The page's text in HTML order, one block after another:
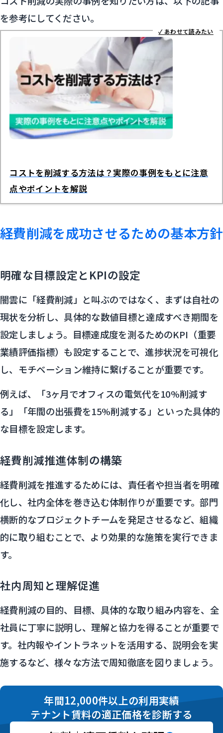
を参考にしてください。
コストを削減する方法は？実際の事例をもとに注意
点やポイントを解説
経費削減を成功させるための基本方針
明確な目標設定とKPIの設定
闇雲に「経費削減」と叫ぶのではなく、まずは自社の
現状を分析し、具体的な数値目標と達成すべき期間を
設定しましょう。目標達成度を測るためのKPI（重要
業績評価指標）も設定することで、進捗状況を可視化
し、モチベーション維持に繋げることが重要です。
例えば、「3ヶ月でオフィスの電気代を10%削減す
る」「年間の出張費を15%削減する」といった具体的
な目標を設定します。
経費削減推進体制の構築
経費削減を推進するためには、責任者や担当者を明確
化し、社内全体を巻き込む体制作りが重要です。部門
横断的なプロジェクトチームを発足させるなど、組織
的に取り組むことで、より効果的な施策を実行できま
す。
社内周知と理解促進
経費削減の目的、目標、具体的な取り組み内容を、全
社員に丁寧に説明し、理解と協力を得ることが重要で
す。社内報やイントラネットを活用する、説明会を実
施するなど、様々な方法で周知徹底を図りましょう。
年間12,000件以上の利用実績
テナント賃料の適正価格を診断する